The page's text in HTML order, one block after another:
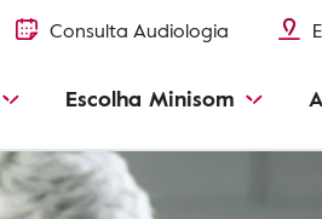
Consulta Audiologia
Escolha Minisom